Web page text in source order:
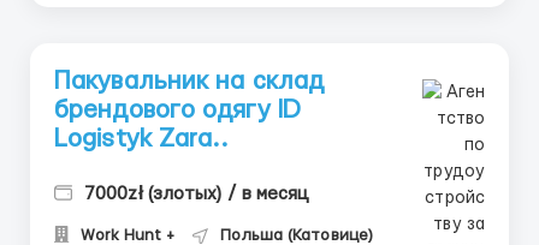
Пакувальник на склад
брендового одягу ID
Logistyk Zara..
7000zł (злотых) / в месяц
Work Hunt + Польша (Катовице)